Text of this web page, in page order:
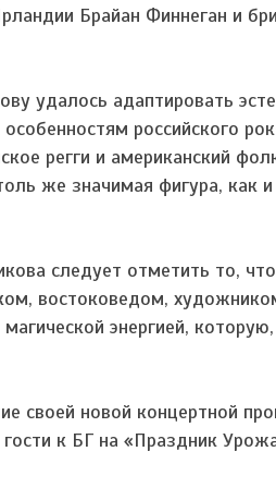
Брайан Финнеган и
удалось адаптировать
российского
регги и американский
же значимая фигура, как
следует отметить то,
востоковедом,
энергией,
своей новой концертной
к БГ на «Праздник